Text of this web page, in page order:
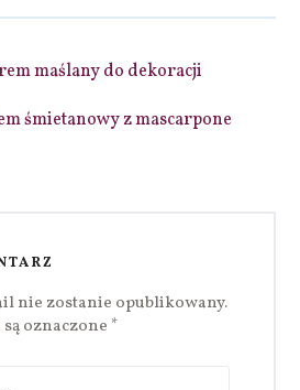
maślany do dekoracji
śmietanowy z mascarpone
nie zostanie opublikowany.
oznaczone *